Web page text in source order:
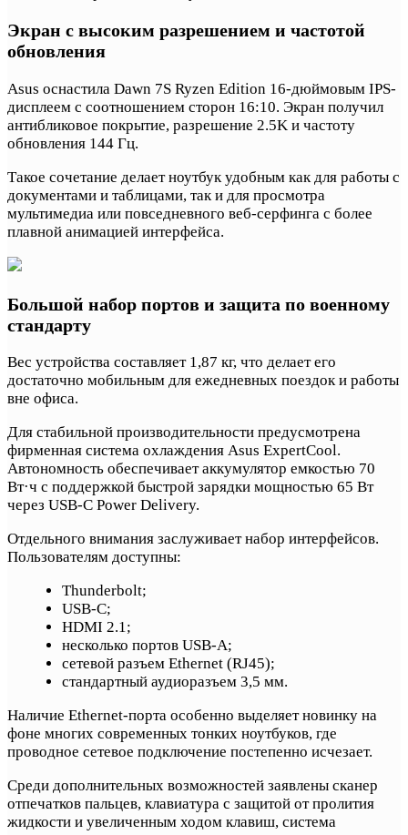
Экран с высоким разрешением и частотой
обновления
Asus оснастила Dawn 7S Ryzen Edition 16-дюймовым IPS-
дисплеем с соотношением сторон 16:10. Экран получил
антибликовое покрытие, разрешение 2.5K и частоту
обновления 144 Гц.
Такое сочетание делает ноутбук удобным как для работы с
документами и таблицами, так и для просмотра
мультимедиа или повседневного веб-серфинга с более
плавной анимацией интерфейса.
Большой набор портов и защита по военному
стандарту
Вес устройства составляет 1,87 кг, что делает его
достаточно мобильным для ежедневных поездок и работы
вне офиса.
Для стабильной производительности предусмотрена
фирменная система охлаждения Asus ExpertCool.
Автономность обеспечивает аккумулятор емкостью 70
Вт·ч с поддержкой быстрой зарядки мощностью 65 Вт
через USB-C Power Delivery.
Отдельного внимания заслуживает набор интерфейсов.
Пользователям доступны:
Thunderbolt;
USB-C;
HDMI 2.1;
несколько портов USB-A;
сетевой разъем Ethernet (RJ45);
стандартный аудиоразъем 3,5 мм.
Наличие Ethernet-порта особенно выделяет новинку на
фоне многих современных тонких ноутбуков, где
проводное сетевое подключение постепенно исчезает.
Среди дополнительных возможностей заявлены сканер
отпечатков пальцев, клавиатура с защитой от пролития
жидкости и увеличенным ходом клавиш, система